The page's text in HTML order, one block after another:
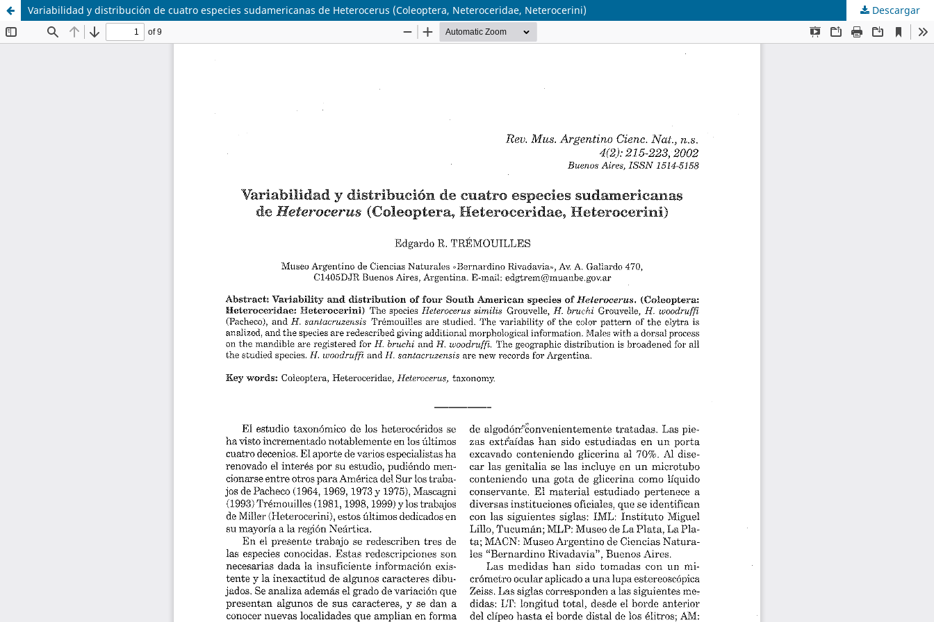
Variabilidad y distribución de cuatro especies sudamericanas de Heterocerus (Coleoptera, Neteroceridae, Neterocerini) Descargar